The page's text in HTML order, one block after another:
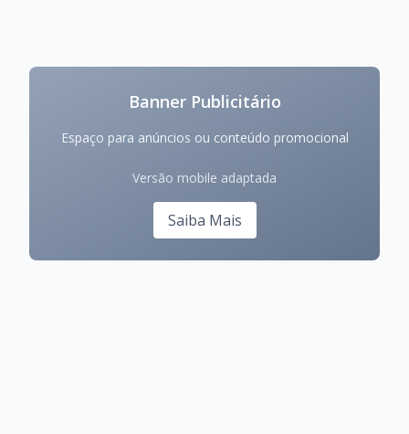
Banner Publicitário
Espaço para anúncios ou conteúdo promocional
Versão mobile adaptada
Saiba Mais